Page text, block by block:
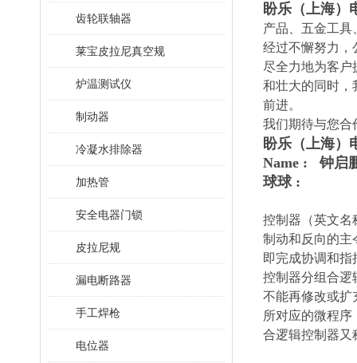
齿轮联轴器
莱宝皮拉尼真空规
炉温测试仪
制动器
冷凝水排除器
加热管
安全电器门锁
皮拉尼规
漏电断路器
手工焊枪
电位器
盼乐（上海）
产品、五金工
经过不懈努力，
尽全力地为客
和壮大的同时，
前进。
我们期待与您合
盼乐（上海）
Name : 钟启
球球 :
控制器（英文名
制动和反向的主
即完成协调和
控制器分组合逻
不能再修改或扩
所对应的微程
合逻辑控制器又